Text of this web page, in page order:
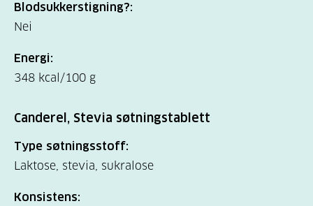
Blodsukkerstigning?:
Nei
Energi:
348 kcal/100 g
Canderel, Stevia søtningstablett
Type søtningsstoff:
Laktose, stevia, sukralose
Konsistens: